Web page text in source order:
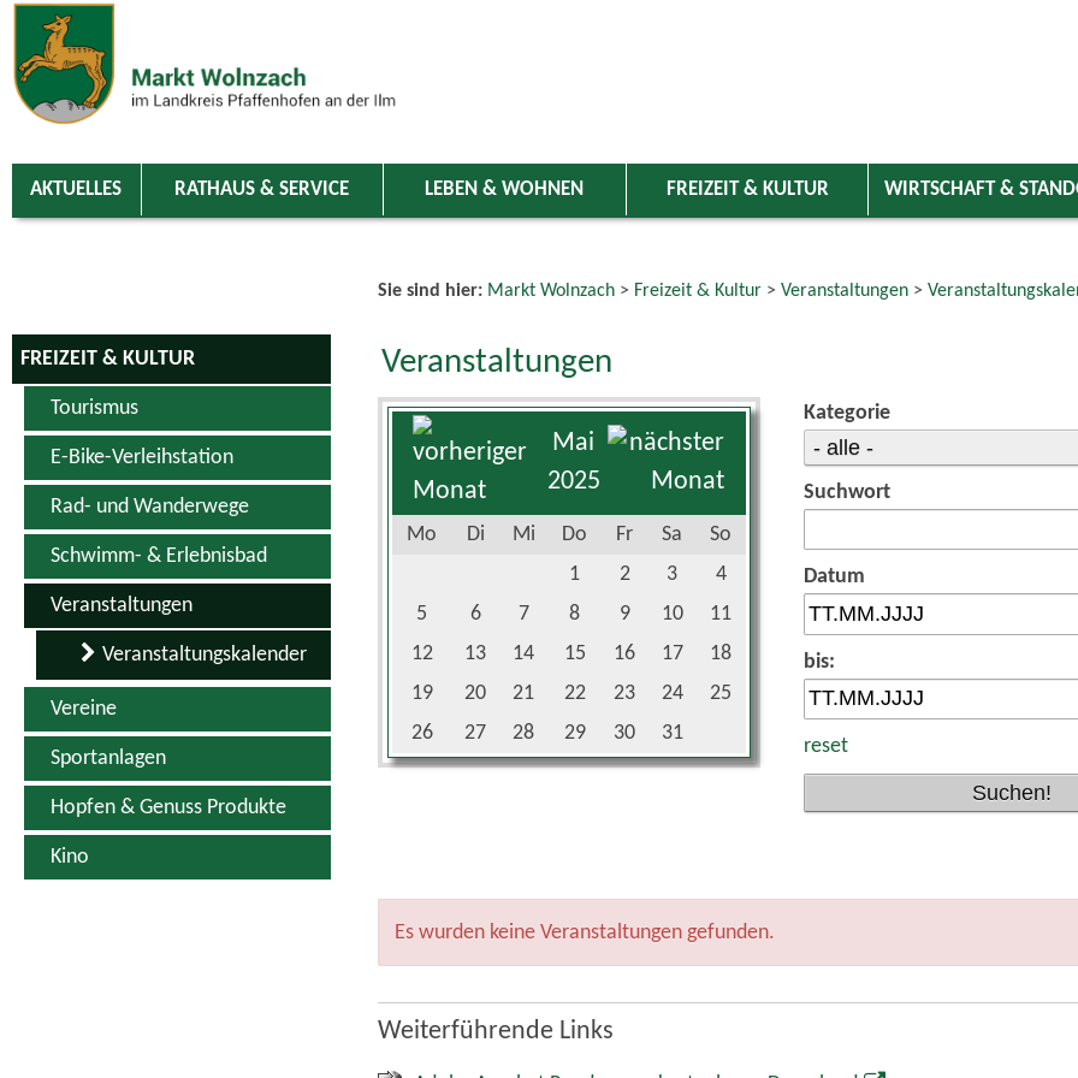
Zum Inhalt zur Navigation
AKTUELLES RATHAUS & SERVICE LEBEN & WOHNEN FREIZEIT & KULTUR WIRTSCHAFT &
FREIZEIT & KULTUR
Tourismus
E-Bike-Verleihstation
Rad- und Wanderwege
Schwimm- & Erlebnisbad
Veranstaltungen
Veranstaltungskalender
Vereine
Sportanlagen
Hopfen & Genuss Produkte
Kino
Sie sind hier: Markt Wolnzach> Freizeit & Kultur> Veranstaltungen>
Veranstaltungen
Mai
2025
Mo Di Mi Do Fr Sa
So
1
2 3
4
5
6 7 8 9 10
11
12
13 14 15 16 17
18
19
20 21 22 23 24
25
26
27 28 29 30 31
Kategorie
Suchwort
Datum
bis:
reset
Es wurden keine Veranstaltungen gefunden.
Weiterführende Links